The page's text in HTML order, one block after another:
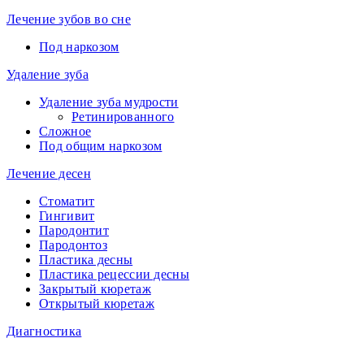
Лечение зубов во сне
Под наркозом
Удаление зуба
Удаление зуба мудрости
Ретинированного
Сложное
Под общим наркозом
Лечение десен
Стоматит
Гингивит
Пародонтит
Пародонтоз
Пластика десны
Пластика рецессии десны
Закрытый кюретаж
Открытый кюретаж
Диагностика